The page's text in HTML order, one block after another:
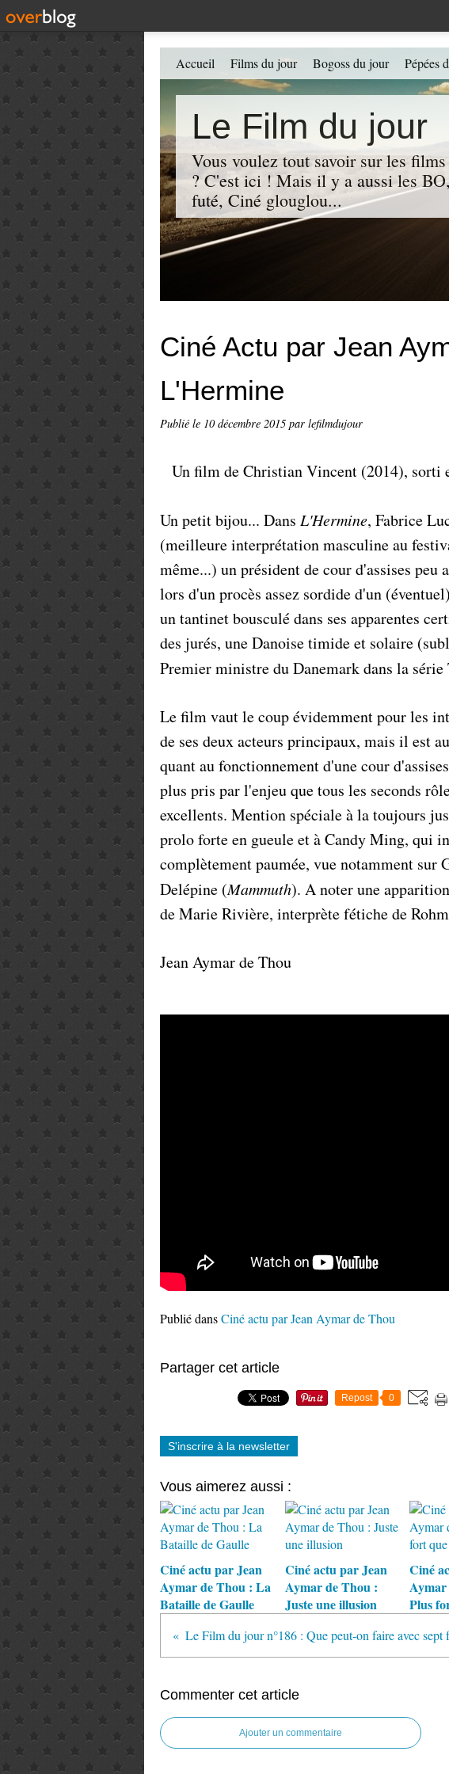
Le Film du jour
Vous voulez tout savoir sur les
? C'est ici ! Mais il y a aussi les
futé, Ciné glouglou...
Accueil Films du jour Bogoss du jour Pépées
Ciné Actu par Jean
L'Hermine
Publié le 10 décembre 2015 par lefilmdujour
Un film de Christian Vincent (2014), sorti
Un petit bijou... Dans L'Hermine, Fabrice
(meilleure interprétation masculine au
même...) un président de cour d'assises peu
lors d'un procès assez sordide d'un
un tantinet bousculé dans ses apparentes
des jurés, une Danoise timide et solaire
Premier ministre du Danemark dans la
Le film vaut le coup évidemment pour les
de ses deux acteurs principaux, mais il est
quant au fonctionnement d'une cour
plus pris par l'enjeu que tous les seconds
excellents. Mention spéciale à la toujours
prolo forte en gueule et à Candy Ming, qui
complètement paumée, vue notamment sur
Delépine (Mammuth). A noter une
de Marie Rivière, interprète fétiche de
Jean Aymar de Thou
Publié dansCiné actu par Jean Aymar de Thou
Partager cet article
Repost 0
S'inscrire à la newsletter
Vous aimerez aussi :
Ciné actu par Jean
Aymar de Thou : La
Bataille de Gaulle
Ciné actu par Jean
Aymar de Thou :
Juste une illusion
Ciné
Plus
Commenter cet article
Ajouter un commentaire